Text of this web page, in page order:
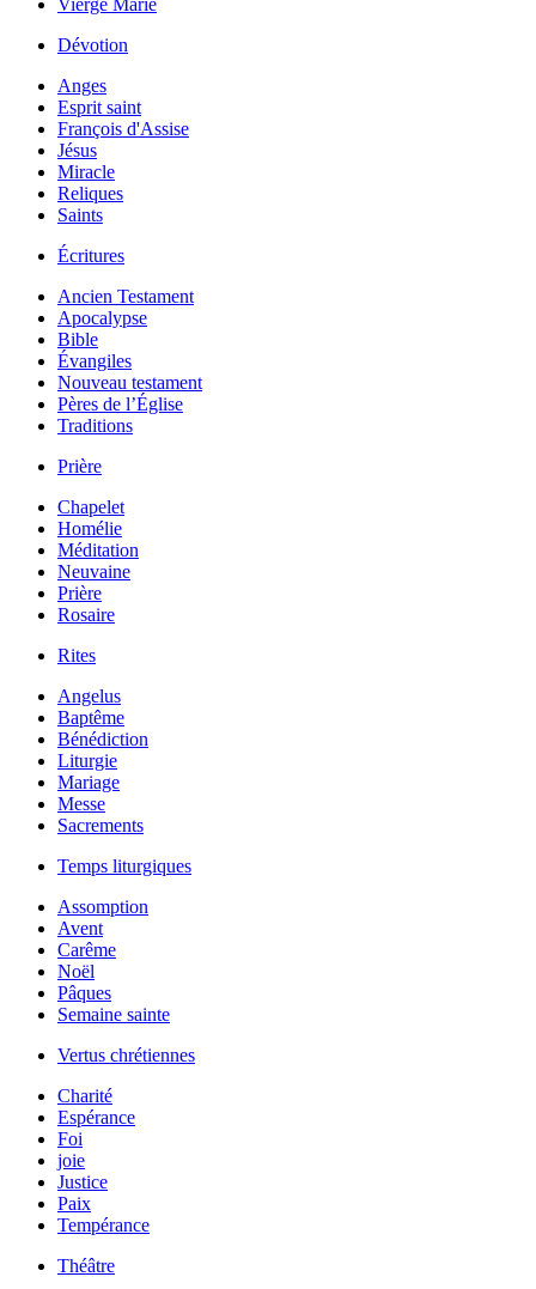
Vierge Marie
Dévotion
Anges
Esprit saint
François d'Assise
Jésus
Miracle
Reliques
Saints
Écritures
Ancien Testament
Apocalypse
Bible
Évangiles
Nouveau testament
Pères de l’Église
Traditions
Prière
Chapelet
Homélie
Méditation
Neuvaine
Prière
Rosaire
Rites
Angelus
Baptême
Bénédiction
Liturgie
Mariage
Messe
Sacrements
Temps liturgiques
Assomption
Avent
Carême
Noël
Pâques
Semaine sainte
Vertus chrétiennes
Charité
Espérance
Foi
joie
Justice
Paix
Tempérance
Théâtre